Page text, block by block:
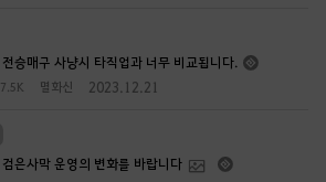
전승매구 사냥시 타직업과 너무 비교됩니다.
7.5K 멸화신 2023.12.21
검은사막 운영의 변화를 바랍니다